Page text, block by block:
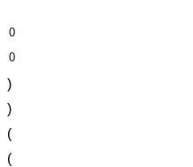
0
0
)
)
(
(